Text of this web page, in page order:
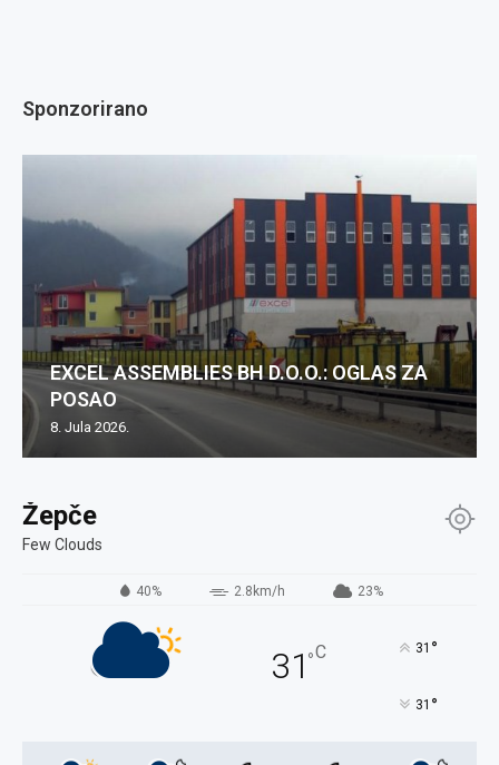
Žepče
Few Clouds
40% 2.8km/h 23%
31°C 31 °
31 °
Sponzorirano
EXCEL ASSEMBLIES BH D.O.O.: OGLAS ZA
POSAO
8. Jula 2026.